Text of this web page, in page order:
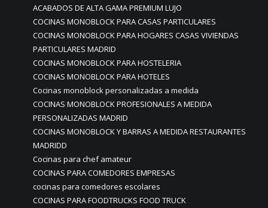
ACABADOS DE ALTA GAMA PREMIUM LUJO
COCINAS MONOBLOCK PARA CASAS PARTICULARES
COCINAS MONOBLOCK PARA HOGARES CASAS VIVIENDAS
PARTICULARES MADRID
COCINAS MONOBLOCK PARA HOSTELERIA
COCINAS MONOBLOCK PARA HOTELES
Cocinas monoblock personalizadas a medida
COCINAS MONOBLOCK PROFESIONALES A MEDIDA
PERSONALIZADAS MADRID
COCINAS MONOBLOCK Y BARRAS A MEDIDA RESTAURANTES
MADRIDD
Cocinas para chef amateur
COCINAS PARA COMEDORES EMPRESAS
cocinas para comedores escolares
COCINAS PARA FOODTRUCKS FOOD TRUCK